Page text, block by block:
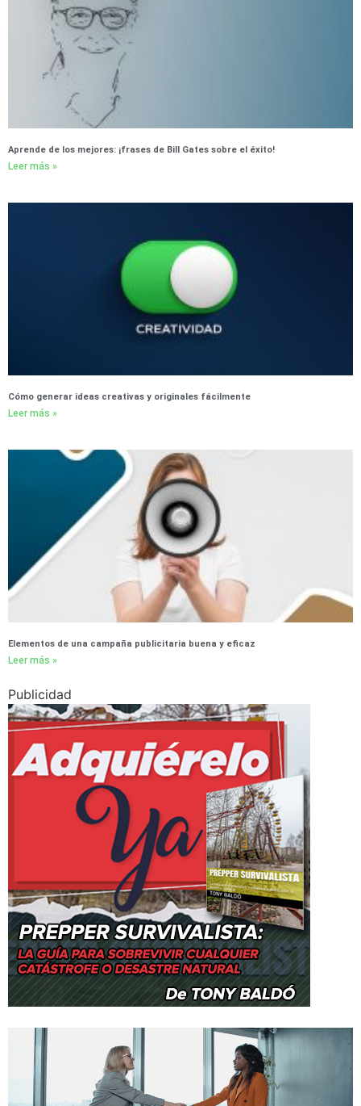
Aprende de los mejores: ¡frases de Bill Gates sobre el éxito!
Leer más »
Cómo generar ideas creativas y originales fácilmente
Leer más »
Elementos de una campaña publicitaria buena y eficaz
Leer más »
Publicidad